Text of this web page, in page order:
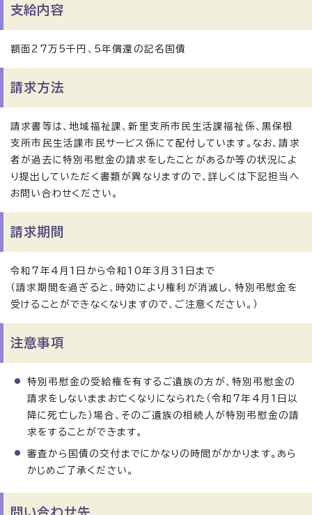
支給内容
額面27万5千円、5年償還の記名国債
請求方法
請求書等は、地域福祉課、新里支所市民生活課福祉係、黒保根
支所市民生活課市民サービス係にて配付しています。なお、請求
者が過去に特別弔慰金の請求をしたことがあるか等の状況によ
り提出していただく書類が異なりますので、詳しくは下記担当へ
お問い合わせください。
請求期間
令和7年4月1日から令和10年3月31日まで
（請求期間を過ぎると、時効により権利が消滅し、特別弔慰金を
受けることができなくなりますので、ご注意ください。）
注意事項
特別弔慰金の受給権を有するご遺族の方が、特別弔慰金の
請求をしないままお亡くなりになられた（令和7年4月1日以
降に死亡した）場合、そのご遺族の相続人が特別弔慰金の請
求をすることができます。
審査から国債の交付までにかなりの時間がかかります。あら
かじめご了承ください。
問い合わせ先